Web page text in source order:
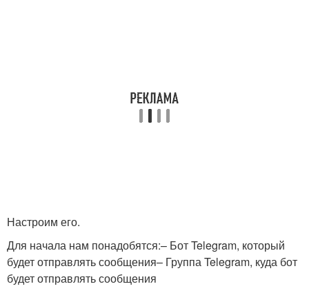
Настроим его.
Для начала нам понадобятся:– Бот Telegram, который
будет отправлять сообщения– Группа Telegram, куда бот
будет отправлять сообщения